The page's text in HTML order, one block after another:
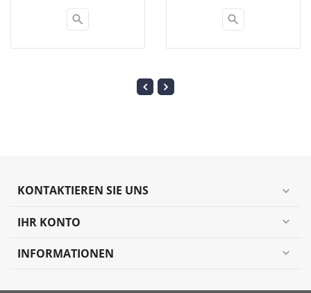
search search
KONTAKTIEREN SIE UNS expand_more
IHR KONTO expand_more
INFORMATIONEN expand_more